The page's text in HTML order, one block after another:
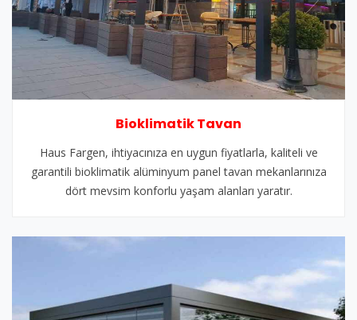
Bioklimatik Tavan
Haus Fargen, ihtiyacınıza en uygun fiyatlarla, kaliteli ve
garantili bioklimatik alüminyum panel tavan mekanlarınıza
dört mevsim konforlu yaşam alanları yaratır.